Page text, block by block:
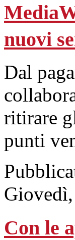
nuovi
Dal
ritirare
punti
Con le